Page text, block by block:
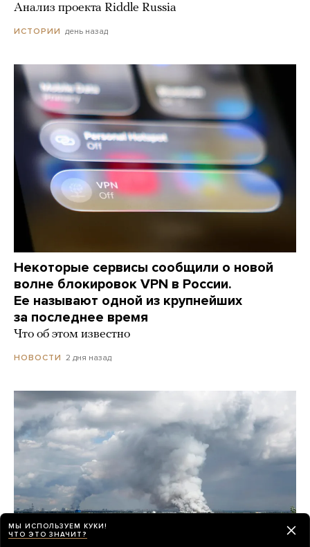
Анализ проекта Riddle Russia
ИСТОРИИ день назад
Некоторые сервисы сообщили о новой
волне блокировок VPN в России.
Ее называют одной из крупнейших
за последнее время
Что об этом известно
НОВОСТИ 2 дня назад
МЫ ИСПОЛЬЗУЕМ КУКИ!
ЧТО ЭТО ЗНАЧИТ?